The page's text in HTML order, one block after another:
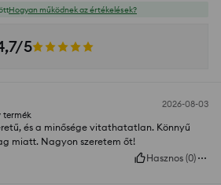
Hogyan működnek az értékelések?
5
2026-08-03
termék
és a minősége vitathatatlan. Könnyű
miatt. Nagyon szeretem őt!
Hasznos (0)